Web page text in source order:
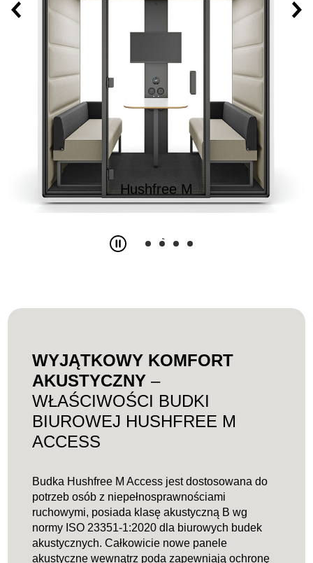
Hushfree M
WYJĄTKOWY KOMFORT
AKUSTYCZNY –
WŁAŚCIWOŚCI BUDKI
BIUROWEJ HUSHFREE M
ACCESS
Budka Hushfree M Access jest dostosowana do
potrzeb osób z niepełnosprawnościami
ruchowymi, posiada klasę akustyczną B wg
normy ISO 23351-1:2020 dla biurowych budek
akustycznych. Całkowicie nowe panele
akustyczne wewnątrz poda zapewniają ochronę